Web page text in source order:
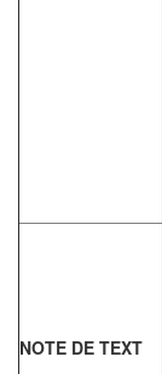
NOTE DE TEXT